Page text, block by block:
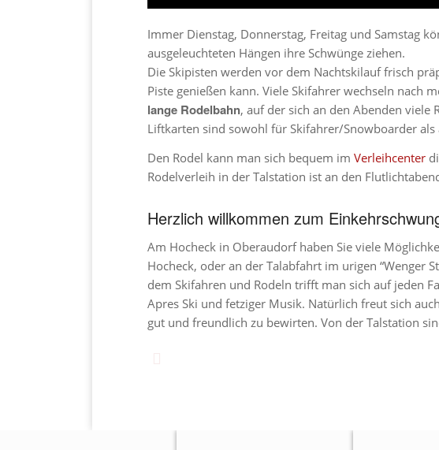
Immer Dienstag, Donnerstag, Freitag und Samstag
ausgeleuchteten Hängen ihre Schwünge ziehen.
Die Skipisten werden vor dem Nachtskilauf frisch
Piste genießen kann. Viele Skifahrer wechseln nach
lange Rodelbahn, auf der sich an den Abenden viele
Liftkarten sind sowohl für Skifahrer/Snowboarder als
Den Rodel kann man sich bequem imVerleihcenter
Rodelverleih in der Talstation ist an den
Herzlich willkommen zum
Am Hocheck in Oberaudorf haben Sie viele
Hocheck, oder an der Talabfahrt im urigen “Wenger
dem Skifahren und Rodeln trifft man sich auf jeden
Apres Ski und fetziger Musik. Natürlich freut sich
gut und freundlich zu bewirten. Von der Talstation